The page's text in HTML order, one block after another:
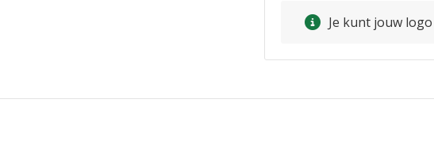
Je kunt jouw